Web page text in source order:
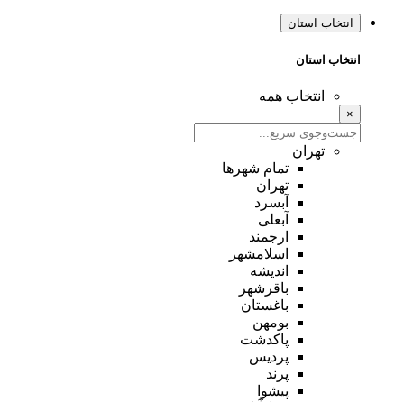
انتخاب استان
انتخاب استان
انتخاب همه
×
تهران
تمام شهر‌ها
تهران
آبسرد
آبعلی
ارجمند
اسلامشهر
اندیشه
باقرشهر
باغستان
بومهن
پاکدشت
پردیس
پرند
پیشوا